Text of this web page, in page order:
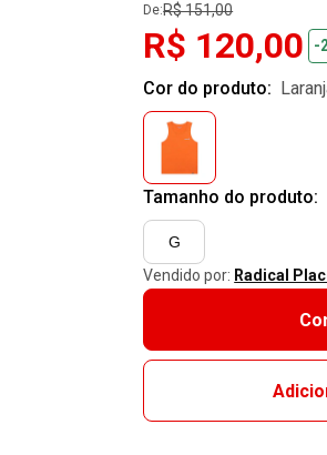
De:R$ 151,00
R$ 120,00 -
Cor do produto:
Tamanho do produto:
G
Vendido por: Radical